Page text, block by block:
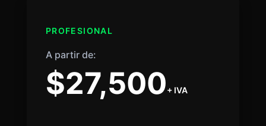
PROFESIONAL
A partir de:
$27,500+ IVA